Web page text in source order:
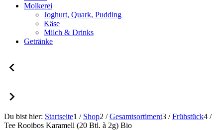
Molkerei
Joghurt, Quark, Pudding
Käse
Milch & Drinks
Getränke
Du bist hier: Startseite1 / Shop2 / Gesamtsortiment3 / Frühstück4 /
Tee Rooibos Karamell (20 Btl. à 2g) Bio